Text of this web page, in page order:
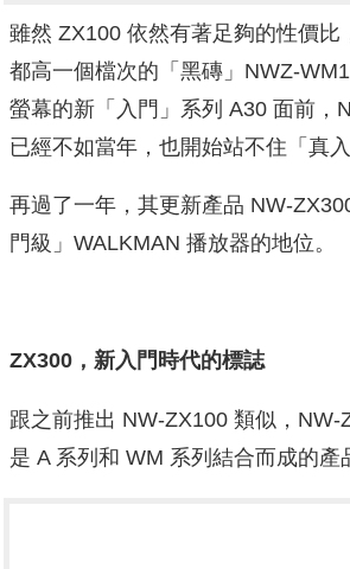
雖然 ZX100 依然有著足夠的性價比
都高一個檔次的「黑磚」NWZ-
螢幕的新「入門」系列 A30 面前，
已經不如當年，也開始站不住「真
再過了一年，其更新產品 NW-
門級」WALKMAN 播放器的地位。
ZX300，新入門時代的標誌
跟之前推出 NW-ZX100 類似，NW-
是 A 系列和 WM 系列結合而成的產